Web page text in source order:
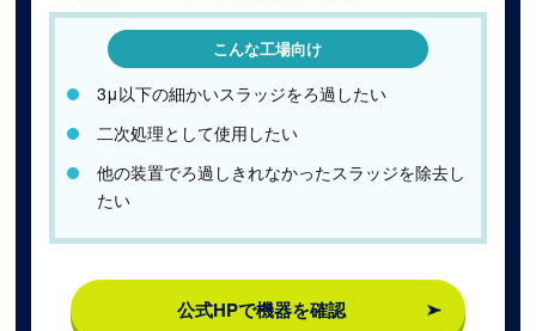
こんな工場向け
3μ以下の細かいスラッジをろ過したい
二次処理として使用したい
他の装置でろ過しきれなかったスラッジを除去し
たい
公式HPで機器を確認